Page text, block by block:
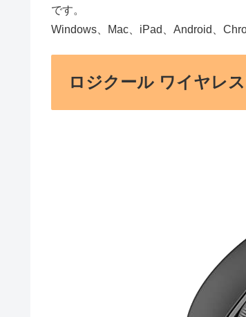
です。
Windows、Mac、iPad、Android、
ロジクール ワイヤレ